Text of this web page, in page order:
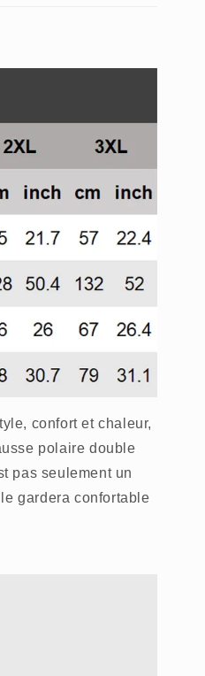
confort et chaleur,
polaire double
pas seulement un
gardera confortable